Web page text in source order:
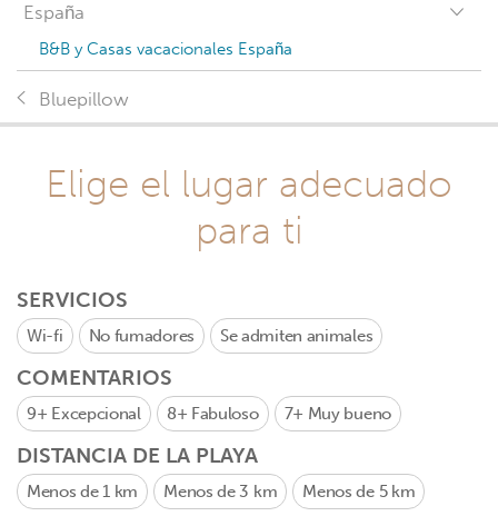
España
B&B y Casas vacacionales España
Bluepillow
Elige el lugar adecuado
para ti
SERVICIOS
Wi-fi No fumadores Se admiten animales
COMENTARIOS
9+ Excepcional 8+ Fabuloso 7+ Muy bueno
DISTANCIA DE LA PLAYA
Menos de 1 km Menos de 3 km Menos de 5 km